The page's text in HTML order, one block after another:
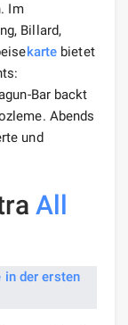
Im
Billard,
karte bietet
Bar backt
Abends
und
All